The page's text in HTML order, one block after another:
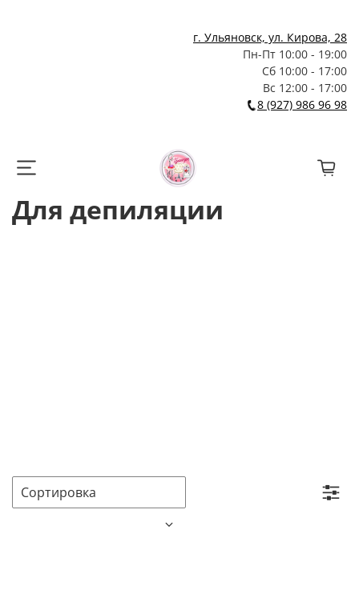
г. Ульяновск, ул. Кирова, 28
Пн-Пт 10:00 - 19:00
Сб 10:00 - 17:00
Вс 12:00 - 17:00
8 (927) 986 96 98
Для депиляции